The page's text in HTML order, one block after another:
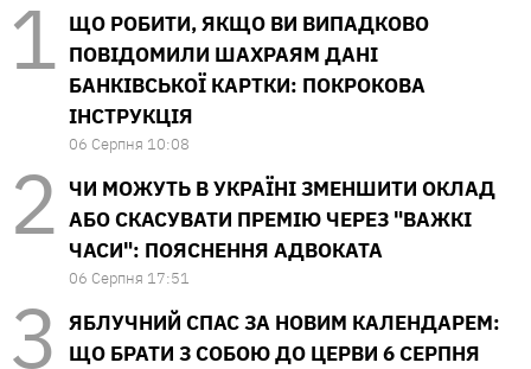
ЩО РОБИТИ, ЯКЩО ВИ ВИПАДКОВО
ПОВІДОМИЛИ ШАХРАЯМ ДАНІ
БАНКІВСЬКОЇ КАРТКИ: ПОКРОКОВА
ІНСТРУКЦІЯ
06 Серпня 10:08
ЧИ МОЖУТЬ В УКРАЇНІ ЗМЕНШИТИ ОКЛАД
АБО СКАСУВАТИ ПРЕМІЮ ЧЕРЕЗ "ВАЖКІ
ЧАСИ": ПОЯСНЕННЯ АДВОКАТА
06 Серпня 17:51
ЯБЛУЧНИЙ СПАС ЗА НОВИМ КАЛЕНДАРЕМ:
ЩО БРАТИ З СОБОЮ ДО ЦЕРВИ 6 СЕРПНЯ